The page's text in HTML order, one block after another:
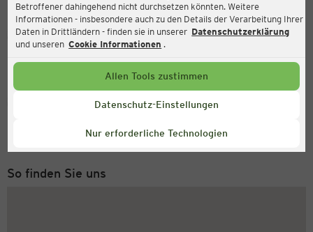
Betroffener dahingehend nicht durchsetzen könnten. Weitere
Informationen - insbesondere auch zu den Details der Verarbeitung Ihrer
Daten in Drittländern - finden sie in unserer Datenschutzerklärung
und unseren Cookie Informationen .
Allen Tools zustimmen
Datenschutz-Einstellungen
Nur erforderliche Technologien
Aktuell:
Geöffnet
Service Hotline
Montag bis Freitag 8-18 Uhr
So finden Sie uns